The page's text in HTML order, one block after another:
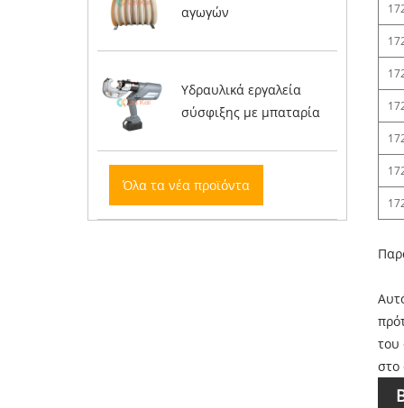
αγωγών
Υδραυλικά εργαλεία
σύσφιξης με μπαταρία
Όλα τα νέα προϊόντα
του
στο